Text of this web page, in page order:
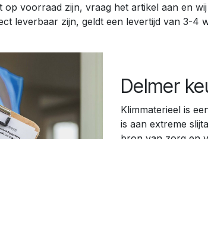
voorraad zijn, vraag het artikel aan en
leverbaar zijn, geldt een levertijd van 3-4
Delmer
Klimmaterieel is
is aan extreme
bron van zorg en